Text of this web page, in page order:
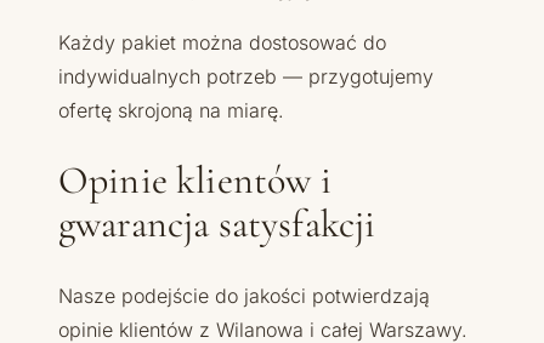
Każdy pakiet można dostosować do
indywidualnych potrzeb — przygotujemy
ofertę skrojoną na miarę.
Opinie klientów i
gwarancja satysfakcji
Nasze podejście do jakości potwierdzają
opinie klientów z Wilanowa i całej Warszawy.